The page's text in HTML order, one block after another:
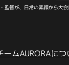
督が、日常の素顔から大会
ームAURORAにつ